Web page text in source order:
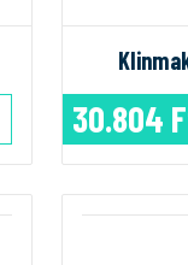
30.804